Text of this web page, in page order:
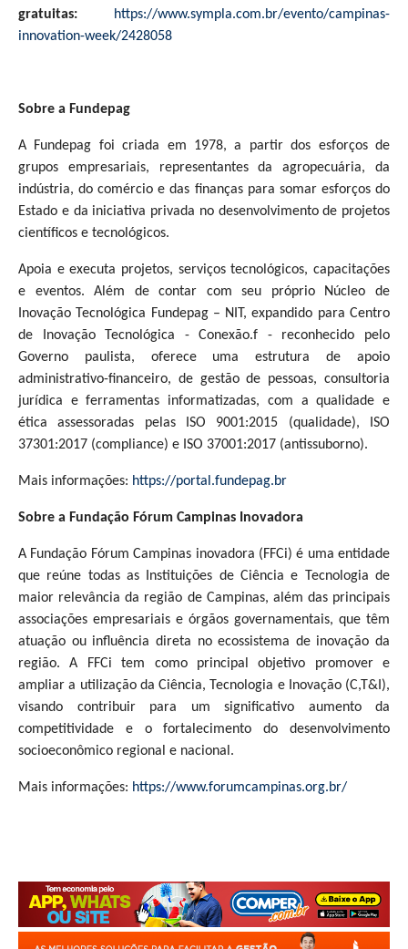
gratuitas:
https://www.sympla.com.br/evento/campinas-
innovation-week/2428058
Sobre a Fundepag
A Fundepag foi criada em 1978, a partir dos esforços de
grupos empresariais, representantes da agropecuária, da
indústria, do comércio e das finanças para somar esforços do
Estado e da iniciativa privada no desenvolvimento de projetos
científicos e tecnológicos.
Apoia e executa projetos, serviços tecnológicos, capacitações
e eventos. Além de contar com seu próprio Núcleo de
Inovação Tecnológica Fundepag – NIT, expandido para Centro
de Inovação Tecnológica - Conexão.f - reconhecido pelo
Governo paulista, oferece uma estrutura de apoio
administrativo-financeiro, de gestão de pessoas, consultoria
jurídica e ferramentas informatizadas, com a qualidade e
ética assessoradas pelas ISO 9001:2015 (qualidade), ISO
37301:2017 (compliance) e ISO 37001:2017 (antissuborno).
Mais informações: https://portal.fundepag.br
Sobre a Fundação Fórum Campinas Inovadora
A Fundação Fórum Campinas inovadora (FFCi) é uma entidade
que reúne todas as Instituições de Ciência e Tecnologia de
maior relevância da região de Campinas, além das principais
associações empresariais e órgãos governamentais, que têm
atuação ou influência direta no ecossistema de inovação da
região. A FFCi tem como principal objetivo promover e
ampliar a utilização da Ciência, Tecnologia e Inovação (C,T&I),
visando contribuir para um significativo aumento da
competitividade e o fortalecimento do desenvolvimento
socioeconômico regional e nacional.
Mais informações: https://www.forumcampinas.org.br/